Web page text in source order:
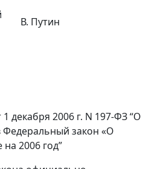
В. Путин
декабря 2006 г. N 197-ФЗ “О
закон «О
2006 год”